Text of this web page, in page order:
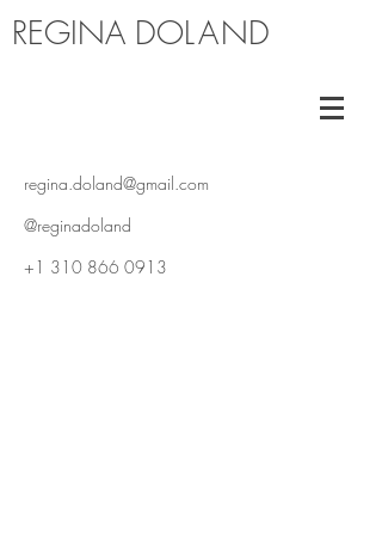
REGINA DOLAND
regina.doland@gmail.com
@reginadoland
+1 310 866 0913